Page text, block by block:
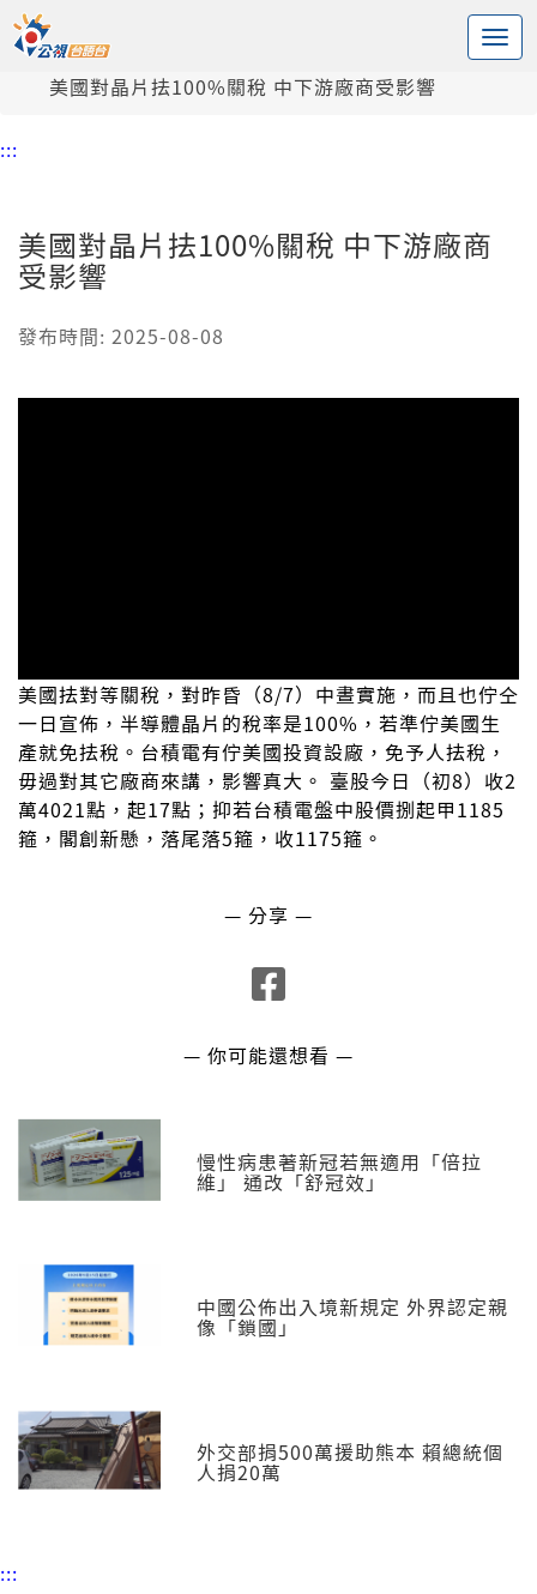
中央內容區塊
頭頁
美國對晶片抾100%關稅 中下游廠商受影響
:::
美國對晶片抾100%關稅 中下游廠商
受影響
發布時間: 2025-08-08
美國抾對等關稅，對昨昏（8/7）中晝實施，而且也佇仝
一日宣佈，半導體晶片的稅率是100%，若準佇美國生
產就免抾稅。台積電有佇美國投資設廠，免予人抾稅，
毋過對其它廠商來講，影響真大。 臺股今日（初8）收2
萬4021點，起17點；抑若台積電盤中股價捌起甲1185
箍，閣創新懸，落尾落5箍，收1175箍。
— 分享 —
— 你可能還想看 —
慢性病患著新冠若無適用「倍拉
維」 通改「舒冠效」
中國公佈出入境新規定 外界認定親
像「鎖國」
外交部捐500萬援助熊本 賴總統個
人捐20萬
:::